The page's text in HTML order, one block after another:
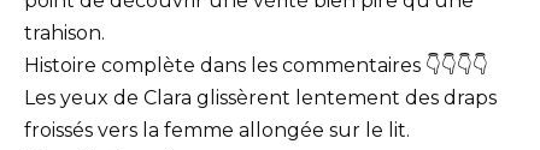
trahison.
Histoire complète dans les commentaires 👇👇👇👇
Les yeux de Clara glissèrent lentement des draps
froissés vers la femme allongée sur le lit.